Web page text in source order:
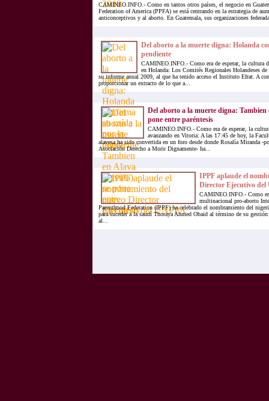
CAMINEO.INFO.- Como en tantos otros países, el negocio en
Federation of America (PPFA) se está centrando en la estrategia de
anticonceptivos y al aborto. En Guatemala, sus organizaciones
Del aborto a la muerte digna: Holanda
pendiente
CAMINEO.INFO.- Como era de esperar, la cultura
en Holanda: Los Comités Regionales Holandeses de
su informe anual 2009, al que ha tenido acceso el Instituto Efrat. A
proporcionar un extracto de lo que a...
Del aborto a la muerte digna: Tambien
pone entre paréntesis
CAMINEO.INFO.- Como era de esperar, la
avanzando en Vitoria: A las 17:45 de hoy, la
alavesa ha sido convertida en un foro desde donde Rosalía Miranda -
Asociación Derecho a Morir Dignamente- ha...
IPPF aplaude el
Director Ejecutivo del
CAMINEO.INFO.- Como
multinacional pro-aborto
Parenthood Federation (IPPF) ha celebrado el nombramiento del
para suceder a la saudí Thoraya Ahmed Obaid al término de su
al...